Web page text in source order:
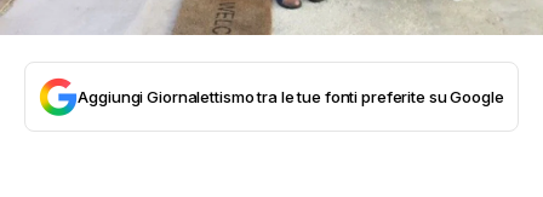
Aggiungi Giornalettismo tra le tue fonti preferite su Google